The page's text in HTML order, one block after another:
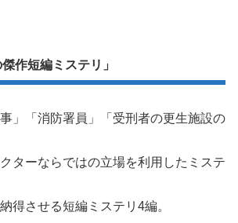
作短編ミステリ」
事」「消防署員」「受刑者の更生施設の
ターならではの立場を利用したミステ
得させる短編ミステリ4編。